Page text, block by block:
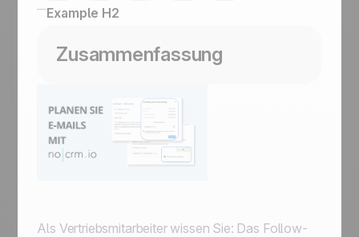
Example H2
Zusammenfassung
Als Vertriebsmitarbeiter wissen Sie: Das Follow-